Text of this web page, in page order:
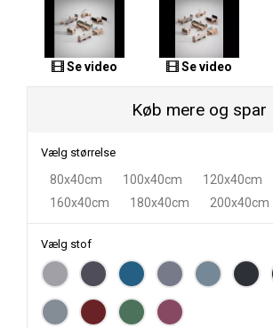
Se video Se video
Køb mere og spar
Vælg størrelse
80x40cm 100x40cm 120x40cm
160x40cm
180x40cm 200x40cm
Vælg stof